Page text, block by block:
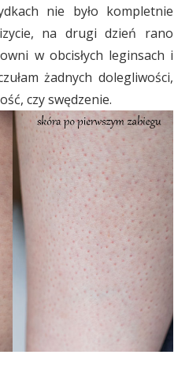
nie było kompletnie
na drugi dzień rano
w obcisłych leginsach i
żadnych dolegliwości,
czy swędzenie.